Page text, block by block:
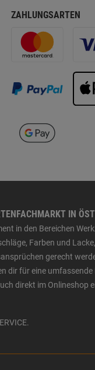
ZAHLUNGSARTEN
IN
in den Bereichen
Farben und
gerecht
dir für eine
direkt im